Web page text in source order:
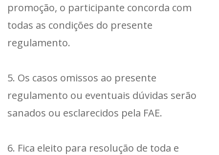
promoção, o participante concorda com
todas as condições do presente
regulamento.
5. Os casos omissos ao presente
regulamento ou eventuais dúvidas serão
sanados ou esclarecidos pela FAE.
6. Fica eleito para resolução de toda e